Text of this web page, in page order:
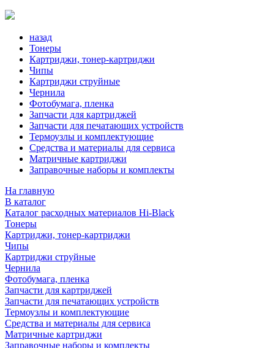
назад
Тонеры
Картриджи, тонер-картриджи
Чипы
Картриджи струйные
Чернила
Фотобумага, пленка
Запчасти для картриджей
Запчасти для печатающих устройств
Термоузлы и комплектующие
Средства и материалы для сервиса
Матричные картриджи
Заправочные наборы и комплекты
На главную
В каталог
Каталог расходных материалов Hi-Black
Тонеры
Картриджи, тонер-картриджи
Чипы
Картриджи струйные
Чернила
Фотобумага, пленка
Запчасти для картриджей
Запчасти для печатающих устройств
Термоузлы и комплектующие
Средства и материалы для сервиса
Матричные картриджи
Заправочные наборы и комплекты